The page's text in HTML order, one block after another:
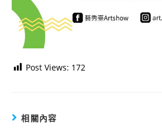
Post Views: 172
相關內容